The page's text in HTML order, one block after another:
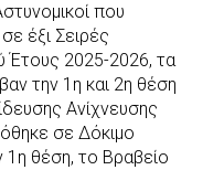
που
έξι Σειρές
Έτους 2025-2026, τα
την 1η και 2η θέση
Ανίχνευσης
σε Δόκιμο
1η θέση, το Βραβείο